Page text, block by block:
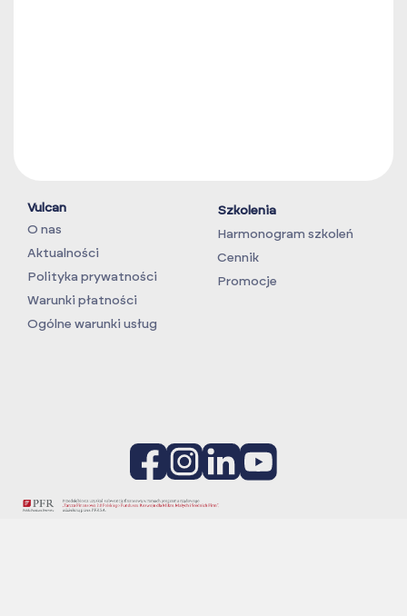
Vulcan
O nas
Aktualności
Polityka prywatności
Warunki płatności
Ogólne warunki usług
Szkolenia
Harmonogram szkoleń
Cennik
Promocje